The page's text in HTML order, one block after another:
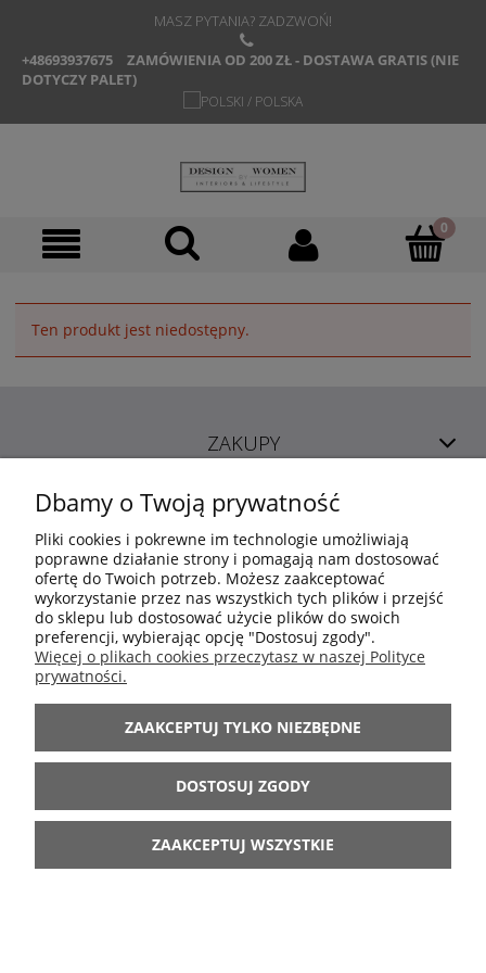
MASZ PYTANIA? ZADZWOŃ!
+48693937675
ZAMÓWIENIA OD 200 ZŁ - DOSTAWA GRATIS (NIE
DOTYCZY PALET)
Ten produkt jest niedostępny.
ZAKUPY
POMOC
MOJE KONTO
INFORMACJE
ARANŻACJE
BĄDŹ Z NAMI
Dbamy o Twoją prywatność
Pliki cookies i pokrewne im technologie umożliwiają
poprawne działanie strony i pomagają nam dostosować
ofertę do Twoich potrzeb. Możesz zaakceptować
wykorzystanie przez nas wszystkich tych plików i przejść
do sklepu lub dostosować użycie plików do swoich
preferencji, wybierając opcję "Dostosuj zgody".
Więcej o plikach cookies przeczytasz w naszej Polityce
prywatności.
ZAAKCEPTUJ TYLKO NIEZBĘDNE
DOSTOSUJ ZGODY
ZAAKCEPTUJ WSZYSTKIE